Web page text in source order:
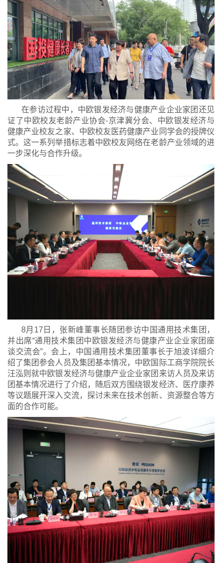
在参访过程中，中欧银发经济与健康产业企业家团还见
证了中欧校友老龄产业协会-京津冀分会、中欧银发经济与
健康产业校友之家、中欧校友医药健康产业同学会的授牌仪
式。这一系列举措标志着中欧校友网络在老龄产业领域的进
一步深化与合作升级。
8月17日，张新峰董事长随团参访中国通用技术集团，
并出席“通用技术集团中欧银发经济与健康产业企业家团座
谈交流会”。会上，中国通用技术集团董事长于旭波详细介
绍了集团参会人员及集团基本情况，中欧国际工商学院院长
汪泓则就中欧银发经济与健康产业企业家团来访人员及来访
团基本情况进行了介绍，随后双方围绕银发经济、医疗康养
等议题展开深入交流，探讨未来在技术创新、资源整合等方
面的合作可能。